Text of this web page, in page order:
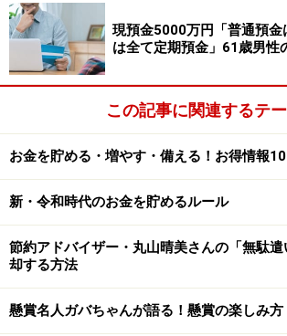
生活の不安については「年金への不安
題は働けなくなったときのアルバイト
とですが、おそらくその時は死ぬとき
労ですね」とコメント。
いっぽうで「夫婦で月に一度の外食と
した。
※皆さんの年金エピソードを募集中です
採用で3000円分のAmazonギフト券を
ト。応募はこちらから
現預金5000万円「普通預金
は全て定期預金」61歳男性
この記事に関連するテ
お金を貯める・増やす・備える！お得情報
新・令和時代のお金を貯めるルール
節約アドバイザー・丸山晴美さんの「無駄
却する方法
懸賞名人ガバちゃんが語る！懸賞の楽しみ方